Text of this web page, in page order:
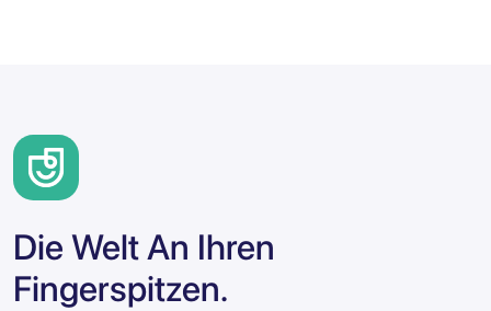
Die Welt An Ihren
Fingerspitzen.